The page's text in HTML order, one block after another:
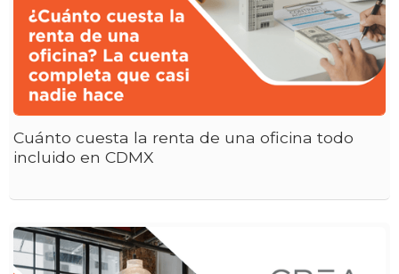
Cuánto cuesta la renta de una oficina todo
incluido en CDMX